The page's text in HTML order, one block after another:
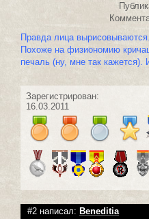
Правда лица
Похоже на физиономию
печаль (ну, мне так кажется).
Зарегистрирован:
16.03.2011
#2 написал: Beneditia